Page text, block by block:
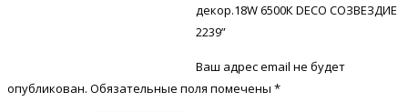
декор.18W 6500К DECO СОЗВЕЗДИЕ
2239”
Ваш адрес email не будет
опубликован. Обязательные поля помечены *